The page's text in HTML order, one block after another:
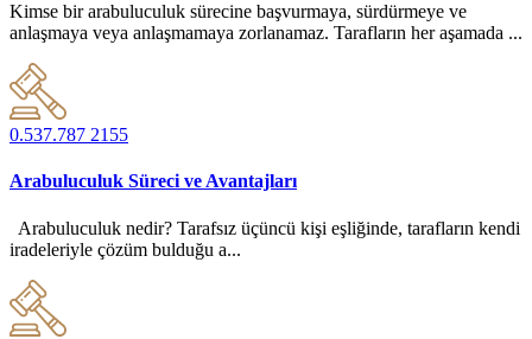
Kimse bir arabuluculuk sürecine başvurmaya, sürdürmeye ve
anlaşmaya veya anlaşmamaya zorlanamaz. Tarafların her aşamada ...
0.537.787 2155
Arabuluculuk Süreci ve Avantajları
Arabuluculuk nedir? Tarafsız üçüncü kişi eşliğinde, tarafların kendi
iradeleriyle çözüm bulduğu a...